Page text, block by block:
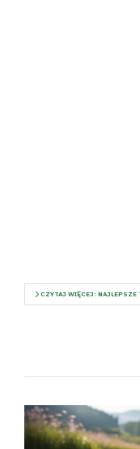
CZYTAJ WIĘCEJ: NAJLEPSZE